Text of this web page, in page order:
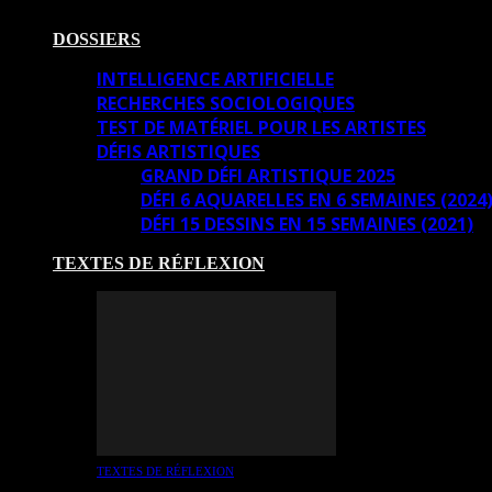
DOSSIERS
INTELLIGENCE ARTIFICIELLE
RECHERCHES SOCIOLOGIQUES
TEST DE MATÉRIEL POUR LES ARTISTES
DÉFIS ARTISTIQUES
GRAND DÉFI ARTISTIQUE 2025
DÉFI 6 AQUARELLES EN 6 SEMAINES (2024)
DÉFI 15 DESSINS EN 15 SEMAINES (2021)
TEXTES DE RÉFLEXION
TEXTES DE RÉFLEXION